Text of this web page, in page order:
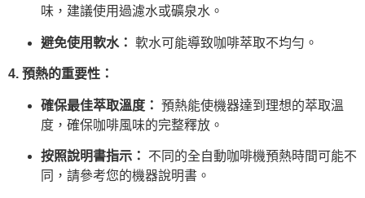
味，建議使用過濾水或礦泉水。
避免使用軟水： 軟水可能導致咖啡萃取不均勻。
4. 預熱的重要性：
確保最佳萃取溫度： 預熱能使機器達到理想的萃取溫
度，確保咖啡風味的完整釋放。
按照說明書指示：
不同的全自動咖啡機預熱時間可能不
同，請參考您的機器說明書。